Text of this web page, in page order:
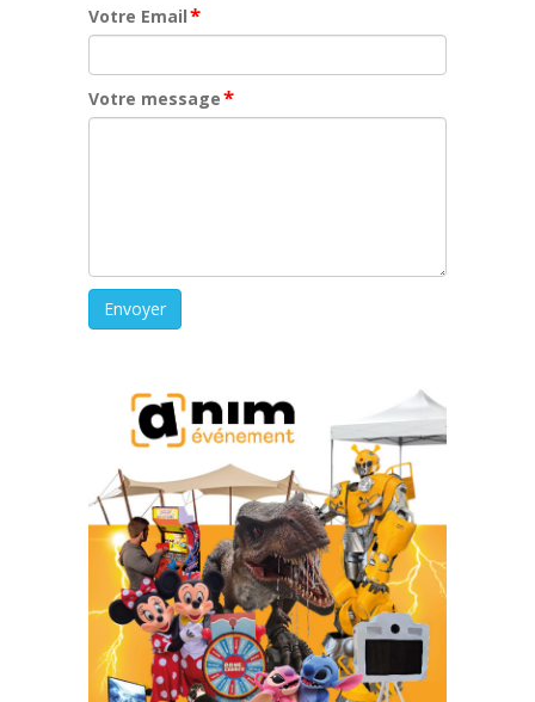
Votre Email*
Votre message*